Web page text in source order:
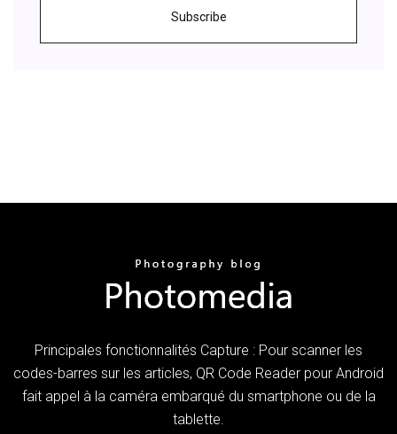
Subscribe
Principales fonctionnalités Capture : Pour scanner les
codes-barres sur les articles, QR Code Reader pour Android
fait appel à la caméra embarqué du smartphone ou de la
tablette.